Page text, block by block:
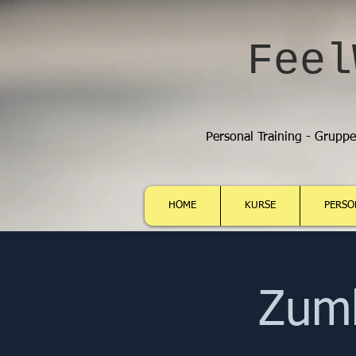
Personal Training -
HOME KURSE